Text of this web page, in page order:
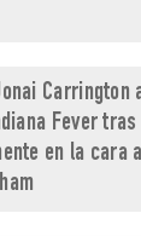
Fever
en la cara